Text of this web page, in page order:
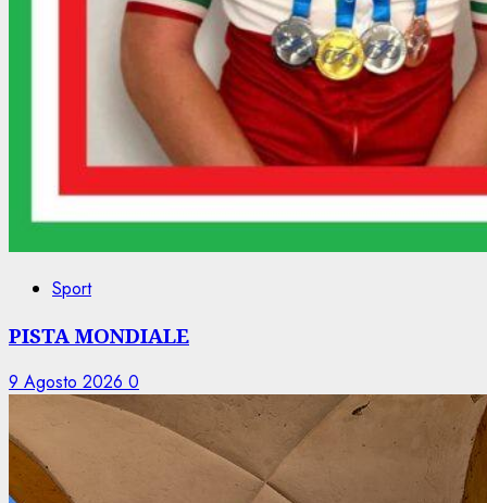
Sport
PISTA MONDIALE
9 Agosto 2026 0